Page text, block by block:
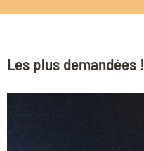
Les plus demandées !